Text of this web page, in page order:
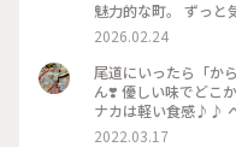
魅力的な町。 ずっと気になっていたのに行けていなかった か
らさわへ行ってきま
しい！ もなかもパリ
れますが 納得の美
2026.02.24
尾道にいったら「か
ん❣️ 優しい味でどこ
ナカは軽い食感♪♪
ヒーリング旅 #広島 #
2022.03.17